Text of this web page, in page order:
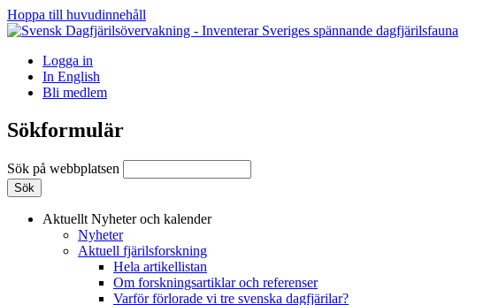
Hoppa till huvudinnehåll
Logga in
In English
Bli medlem
Sökformulär
Sök på webbplatsen
Aktuellt Nyheter och kalender
Nyheter
Aktuell fjärilsforskning
Hela artikellistan
Om forskningsartiklar och referenser
Varför förlorade vi tre svenska dagfjärilar?